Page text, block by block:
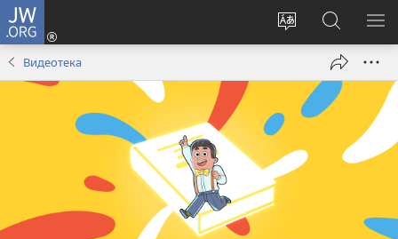
JW.ORG
Промени
Пријава
(отвара
Претрага
сајта
JW.ORG
Видеотека